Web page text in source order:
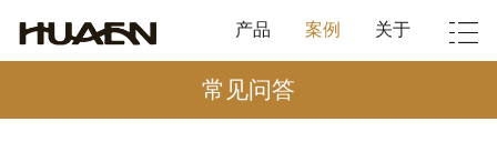
产品 案例 关于
常见问答